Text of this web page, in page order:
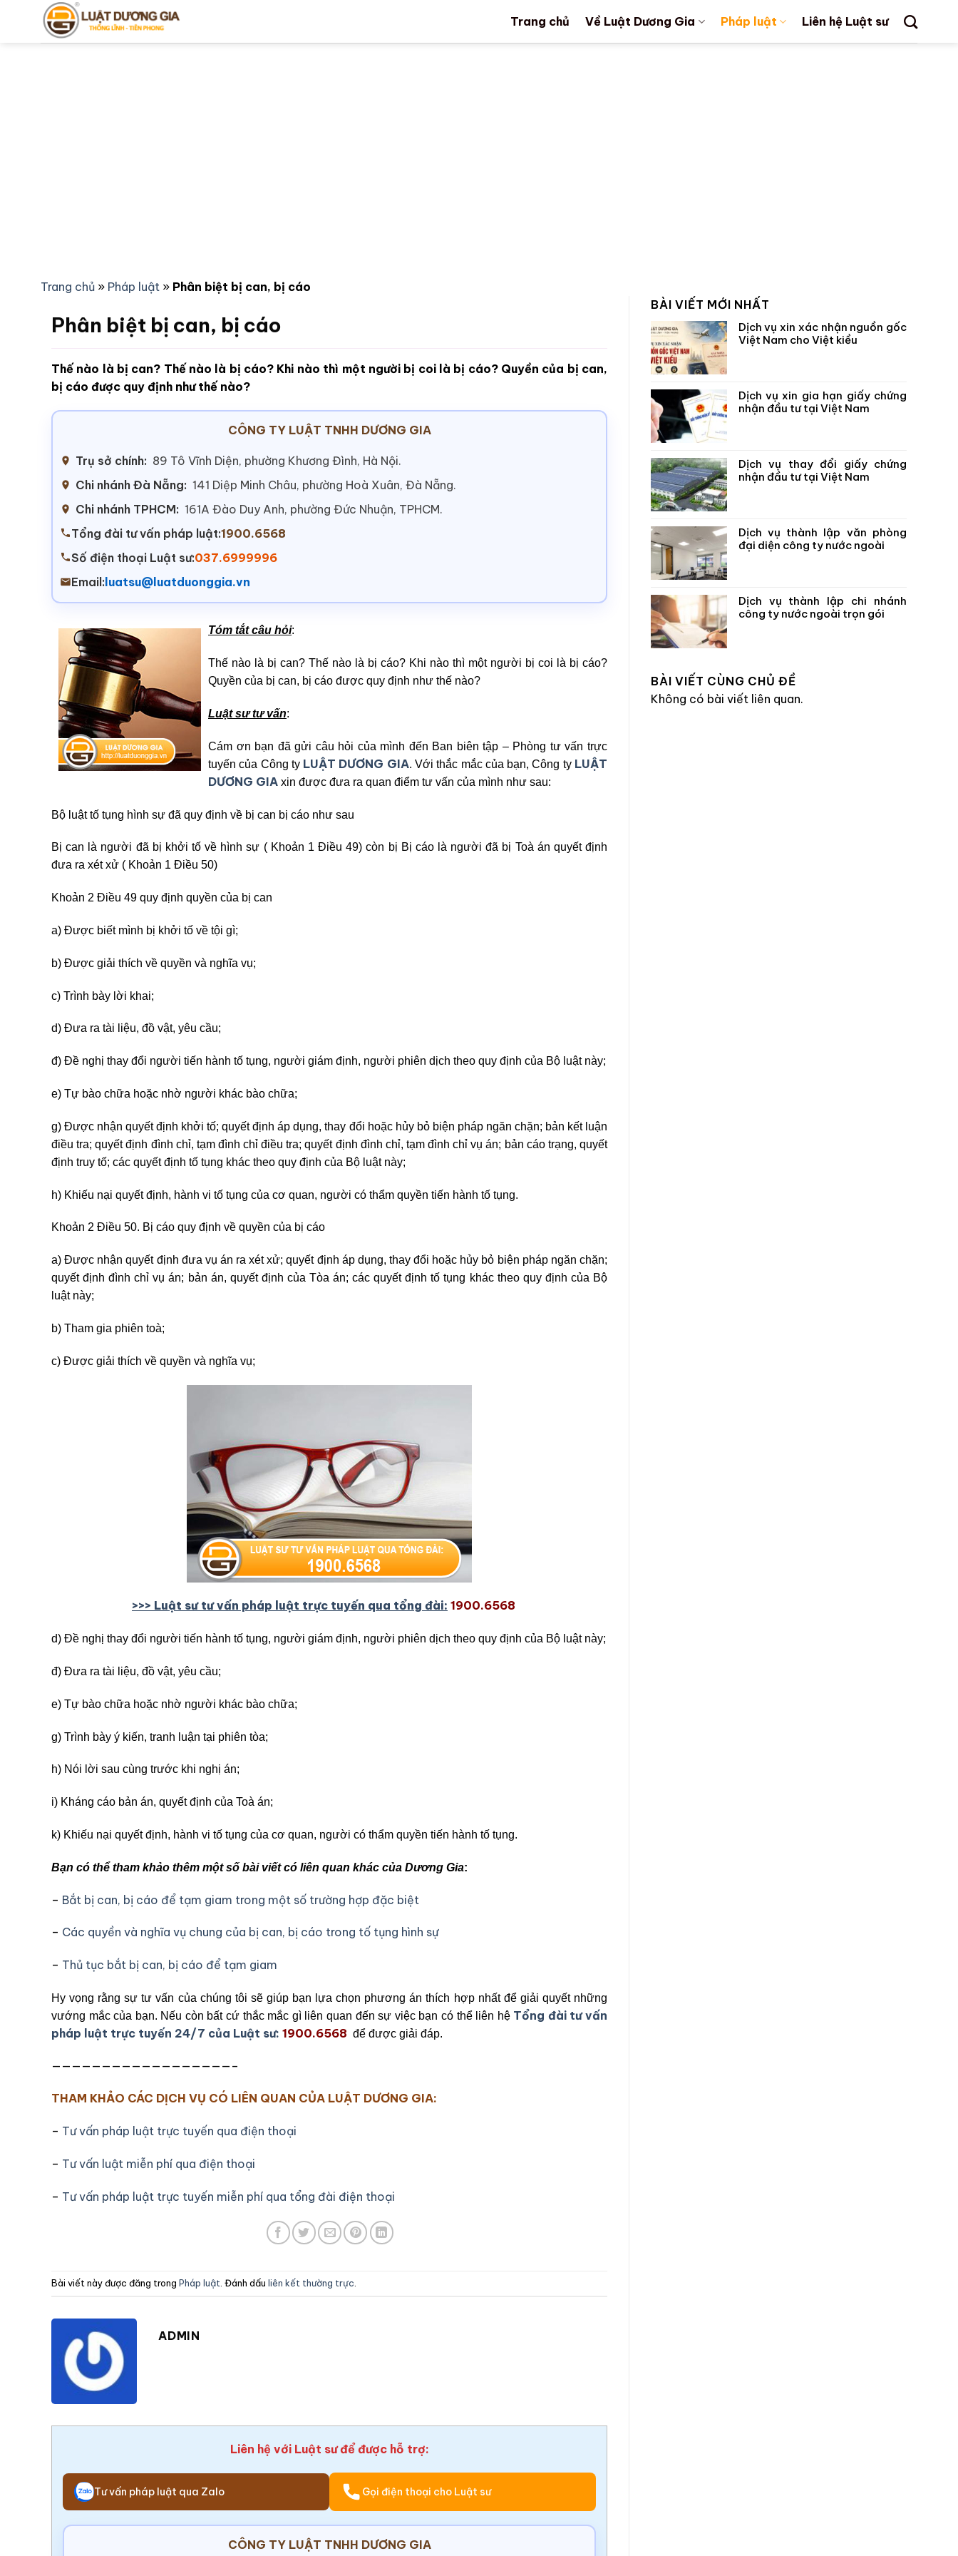
Trang chủ Về Luật Dương Gia Pháp luật Liên hệ Luật sư
Trang chủ » Pháp luật » Phân biệt bị can, bị cáo
Phân biệt bị can, bị cáo
Thế nào là bị can? Thế nào là bị cáo? Khi nào thì một người bị coi là bị cáo? Quyền của bị can,
bị cáo được quy định như thế nào?
CÔNG TY LUẬT TNHH DƯƠNG GIA
Trụ sở chính: 89 Tô Vĩnh Diện, phường Khương Đình, Hà Nội.
Chi nhánh Đà Nẵng: 141 Diệp Minh Châu, phường Hoà Xuân, Đà Nẵng.
Chi nhánh TPHCM: 161A Đào Duy Anh, phường Đức Nhuận, TPHCM.
Tổng đài tư vấn pháp luật:1900.6568
Số điện thoại Luật sư:037.6999996
Email: luatsu@luatduonggia.vn
Tóm tắt câu hỏi:
Thế nào là bị can? Thế nào là bị cáo? Khi nào thì một người bị coi là bị cáo?
Quyền của bị can, bị cáo được quy định như thế nào?
Luật sư tư vấn:
Cám ơn bạn đã gửi câu hỏi của mình đến Ban biên tập – Phòng tư vấn trực
tuyến của Công ty LUẬT DƯƠNG GIA. Với thắc mắc của bạn, Công ty LUẬT
DƯƠNG GIA xin được đưa ra quan điểm tư vấn của mình như sau:
Bộ luật tố tụng hình sự đã quy định về bị can bị cáo như sau
Bị can là người đã bị khởi tố về hình sự ( Khoản 1 Điều 49) còn bị Bị cáo là người đã bị Toà án quyết định
đưa ra xét xử ( Khoản 1 Điều 50)
Khoản 2 Điều 49 quy định quyền của bị can
a) Được biết mình bị khởi tố về tội gì;
b) Được giải thích về quyền và nghĩa vụ;
c) Trình bày lời khai;
d) Đưa ra tài liệu, đồ vật, yêu cầu;
đ) Đề nghị thay đổi người tiến hành tố tụng, người giám định, người phiên dịch theo quy định của Bộ luật này;
e) Tự bào chữa hoặc nhờ người khác bào chữa;
g) Được nhận quyết định khởi tố; quyết định áp dụng, thay đổi hoặc hủy bỏ biện pháp ngăn chặn; bản kết luận
điều tra; quyết định đình chỉ, tạm đình chỉ điều tra; quyết định đình chỉ, tạm đình chỉ vụ án; bản cáo trạng, quyết
định truy tố; các quyết định tố tụng khác theo quy định của Bộ luật này;
h) Khiếu nại quyết định, hành vi tố tụng của cơ quan, người có thẩm quyền tiến hành tố tụng.
Khoản 2 Điều 50. Bị cáo quy định về quyền của bị cáo
a) Được nhận quyết định đưa vụ án ra xét xử; quyết định áp dụng, thay đổi hoặc hủy bỏ biện pháp ngăn chặn;
quyết định đình chỉ vụ án; bản án, quyết định của Tòa án; các quyết định tố tụng khác theo quy định của Bộ
luật này;
b) Tham gia phiên toà;
c) Được giải thích về quyền và nghĩa vụ;
>>> Luật sư tư vấn pháp luật trực tuyến qua tổng đài: 1900.6568
d) Đề nghị thay đổi người tiến hành tố tụng, người giám định, người phiên dịch theo quy định của Bộ luật này;
đ) Đưa ra tài liệu, đồ vật, yêu cầu;
e) Tự bào chữa hoặc nhờ người khác bào chữa;
g) Trình bày ý kiến, tranh luận tại phiên tòa;
h) Nói lời sau cùng trước khi nghị án;
i) Kháng cáo bản án, quyết định của Toà án;
k) Khiếu nại quyết định, hành vi tố tụng của cơ quan, người có thẩm quyền tiến hành tố tụng.
Bạn có thể tham khảo thêm một số bài viết có liên quan khác của Dương Gia:
– Bắt bị can, bị cáo để tạm giam trong một số trường hợp đặc biệt
– Các quyền và nghĩa vụ chung của bị can, bị cáo trong tố tụng hình sự
– Thủ tục bắt bị can, bị cáo để tạm giam
Hy vọng rằng sự tư vấn của chúng tôi sẽ giúp bạn lựa chọn phương án thích hợp nhất để giải quyết những
vướng mắc của bạn. Nếu còn bất cứ thắc mắc gì liên quan đến sự việc bạn có thể liên hệ Tổng đài tư vấn
pháp luật trực tuyến 24/7 của Luật sư: 1900.6568 để được giải đáp.
——————————————————–
THAM KHẢO CÁC DỊCH VỤ CÓ LIÊN QUAN CỦA LUẬT DƯƠNG GIA:
– Tư vấn pháp luật trực tuyến qua điện thoại
– Tư vấn luật miễn phí qua điện thoại
– Tư vấn pháp luật trực tuyến miễn phí qua tổng đài điện thoại
Bài viết này được đăng trong Pháp luật. Đánh dấu liên kết thường trực.
ADMIN
Liên hệ với Luật sư để được hỗ trợ:
Tư vấn pháp luật qua Zalo Gọi điện thoại cho Luật sư
CÔNG TY LUẬT TNHH DƯƠNG GIA
BÀI VIẾT MỚI NHẤT
Dịch vụ xin xác nhận nguồn gốc
Việt Nam cho Việt kiều
Dịch vụ xin gia hạn giấy chứng
nhận đầu tư tại Việt Nam
Dịch vụ thay đổi giấy chứng
nhận đầu tư tại Việt Nam
Dịch vụ thành lập văn phòng
đại diện công ty nước ngoài
Dịch vụ thành lập chi nhánh
công ty nước ngoài trọn gói
BÀI VIẾT CÙNG CHỦ ĐỀ
Không có bài viết liên quan.